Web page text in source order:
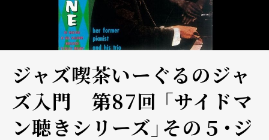
ジャズ喫茶いーぐるのジャ
ズ入門 第87回 「サイドマ
ン聴きシリーズ」その５・ジ